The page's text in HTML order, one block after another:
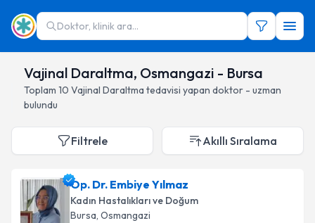
Doktor, klinik ara...
Vajinal Daraltma, Osmangazi - Bursa
Toplam 10 Vajinal Daraltma tedavisi yapan doktor - uzman
bulundu
Filtrele Akıllı Sıralama
Op. Dr. Embiye Yılmaz
Kadın Hastalıkları ve Doğum
Bursa, Osmangazi